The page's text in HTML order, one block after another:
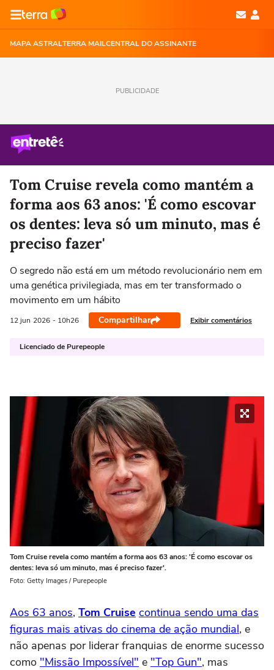
MAPA ASTRALTERRA MAILCENTRAL DO ASSINANTE
PUBLICIDADE
Tom Cruise revela como mantém a
forma aos 63 anos: 'É como escovar
os dentes: leva só um minuto, mas é
preciso fazer'
O segredo não está em um método revolucionário nem em
uma genética privilegiada, mas em ter transformado o
movimento em um hábito
12 jun 2026 - 10h26 Compartilhar Exibir comentários
Licenciado de Purepeople
Tom Cruise revela como mantém a forma aos 63 anos: 'É como escovar os
dentes: leva só um minuto, mas é preciso fazer'.
Foto: Getty Images / Purepeople
Aos 63 anos, Tom Cruise continua sendo uma das
figuras mais ativas do cinema de ação mundial, e
não apenas por liderar franquias de enorme sucesso
como "Missão Impossível" e "Top Gun", mas